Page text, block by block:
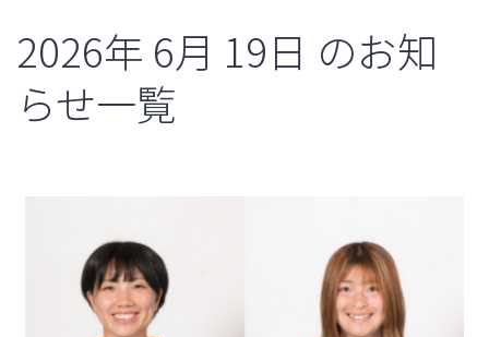
2026年 6月 19日 のお知
らせ一覧